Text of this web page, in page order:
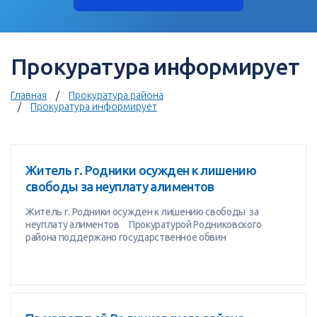
Прокуратура информирует
Главная
Прокуратура района
Прокуратура информирует
Житель г. Родники осужден к лишению
свободы за неуплату алиментов
Житель г. Родники осужден к лишению свободы за
неуплату алиментов Прокуратурой Родниковского
района поддержано государственное обвин